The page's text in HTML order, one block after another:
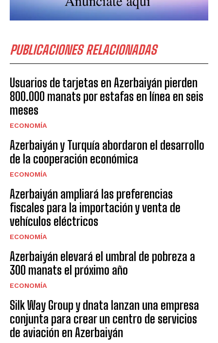
PUBLICACIONES RELACIONADAS
Usuarios de tarjetas en Azerbaiyán pierden
800.000 manats por estafas en línea en seis
meses
ECONOMÍA
Azerbaiyán y Turquía abordaron el desarrollo
de la cooperación económica
ECONOMÍA
Azerbaiyán ampliará las preferencias
fiscales para la importación y venta de
vehículos eléctricos
ECONOMÍA
Azerbaiyán elevará el umbral de pobreza a
300 manats el próximo año
ECONOMÍA
Silk Way Group y dnata lanzan una empresa
conjunta para crear un centro de servicios
de aviación en Azerbaiyán